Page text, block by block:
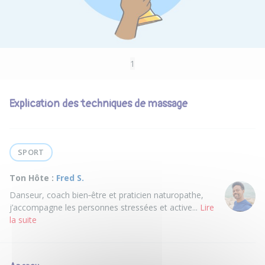
1
Explication des techniques de massage
SPORT
Ton Hôte : Fred S.
Danseur, coach bien‑être et praticien naturopathe,
j’accompagne les personnes stressées et active... Lire
la suite